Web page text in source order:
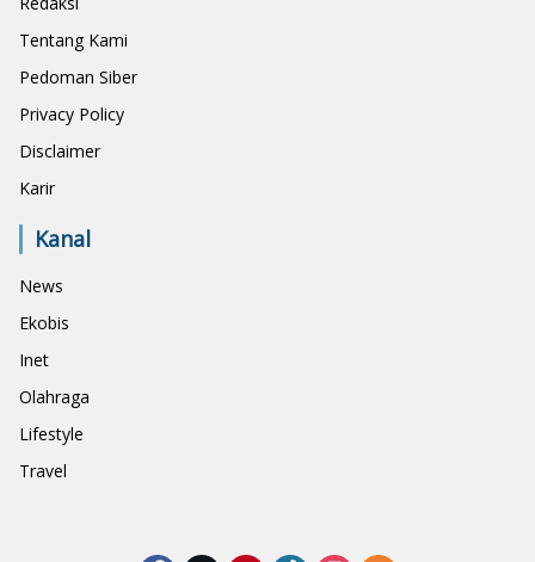
Tentang Kami
Pedoman Siber
Privacy Policy
Disclaimer
Karir
Kanal
News
Ekobis
Inet
Olahraga
Lifestyle
Travel